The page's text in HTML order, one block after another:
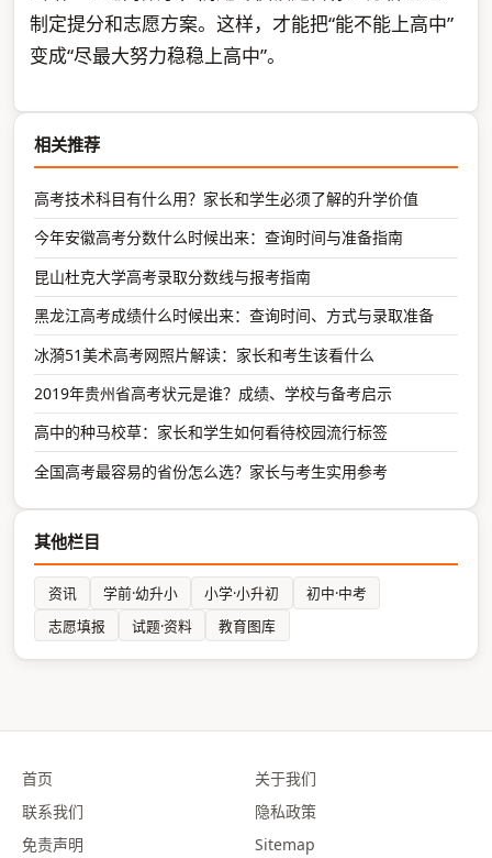
制定提分和志愿方案。这样，才能把“能不能上高中”
变成“尽最大努力稳稳上高中”。
相关推荐
高考技术科目有什么用？家长和学生必须了解的升学价值
今年安徽高考分数什么时候出来：查询时间与准备指南
昆山杜克大学高考录取分数线与报考指南
黑龙江高考成绩什么时候出来：查询时间、方式与录取准备
冰漪51美术高考网照片解读：家长和考生该看什么
2019年贵州省高考状元是谁？成绩、学校与备考启示
高中的种马校草：家长和学生如何看待校园流行标签
全国高考最容易的省份怎么选？家长与考生实用参考
其他栏目
资讯 学前·幼升小 小学·小升初
初中·中考
志愿填报
试题·资料 教育图库
首页
关于我们
联系我们
隐私政策
免责声明
Sitemap